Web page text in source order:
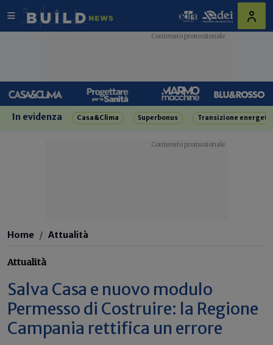
In evidenza Casa&Clima Superbonus Transizione
Home Attualità
Attualità
Salva Casa e nuovo modulo
Permesso di Costruire: la Regione
Campania rettifica un errore